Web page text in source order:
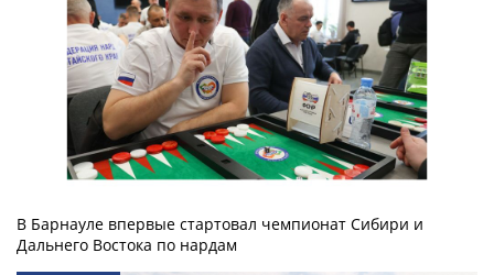
В Барнауле впервые стартовал чемпионат Сибири и
Дальнего Востока по нардам